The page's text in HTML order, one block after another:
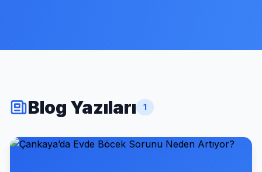
Blog Yazıları 1